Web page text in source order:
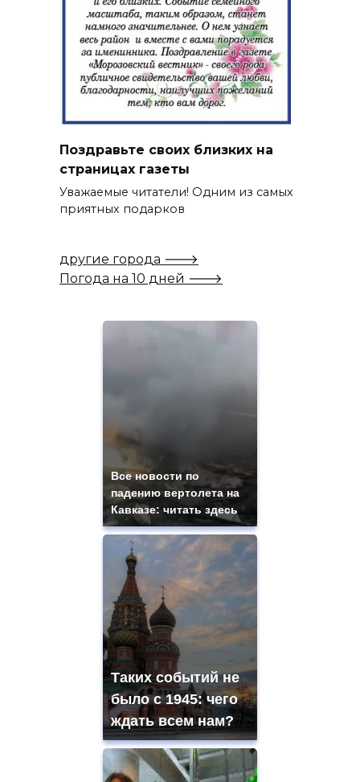
Поздравьте своих близких на
страницах газеты
Уважаемые читатели! Одним из самых
приятных подарков
другие города 🡒
Погода на 10 дней 🡒
Все новости по
падению вертолета на
Кавказе: читать здесь
Таких событий не
было с 1945: чего
ждать всем нам?